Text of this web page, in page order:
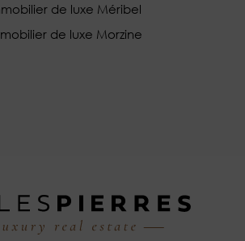
de luxe Méribel
de luxe Morzine